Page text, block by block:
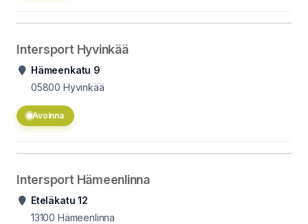
Intersport Hyvinkää
Hämeenkatu 9
05800 Hyvinkää
Avoinna
Intersport Hämeenlinna
Eteläkatu 12
13100 Hämeenlinna